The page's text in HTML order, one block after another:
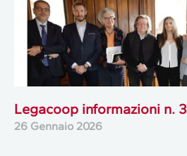
Legacoop informazioni n. 3
26 Gennaio 2026